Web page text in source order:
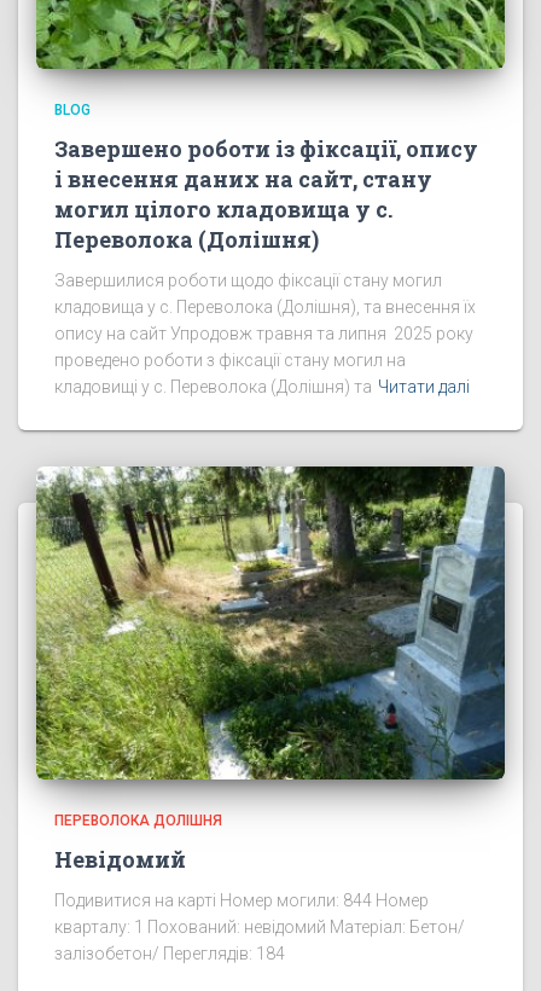
BLOG
Завершено роботи із фіксації, опису
і внесення даних на сайт, стану
могил цілого кладовища у с.
Переволока (Долішня)
Завершилися роботи щодо фіксації стану могил
кладовища у с. Переволока (Долішня), та внесення їх
опису на сайт Упродовж травня та липня 2025 року
проведено роботи з фіксації стану могил на
кладовищі у с. Переволока (Долішня) та Читати далі
ПЕРЕВОЛОКА ДОЛІШНЯ
Невідомий
Подивитися на карті Номер могили: 844 Номер
кварталу: 1 Похований: невідомий Матеріал: Бетон/
залізобетон/ Переглядів: 184